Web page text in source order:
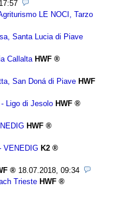
LE NOCI, Tarzo
Santa Lucia di Piave
Callalta HWF
San Doná di Piave HWF
Ligo di Jesolo HWF
HWF
VENEDIG K2
18.07.2018, 09:34
Trieste HWF